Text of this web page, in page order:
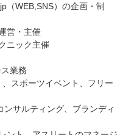
（WEB,SNS）の企画・制
営・主催
ニック主催
業務
スポーツイベント、フリー
サルティング、ブランディ